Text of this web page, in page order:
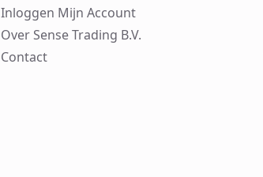
Inloggen Mijn Account
Over Sense Trading B.V.
Contact